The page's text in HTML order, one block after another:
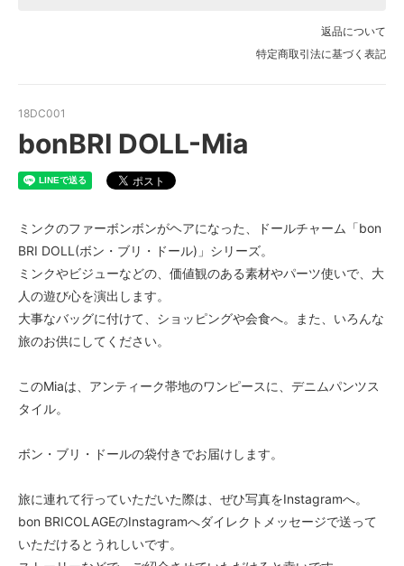
返品について
特定商取引法に基づく表記
18DC001
bonBRI DOLL-Mia
ミンクのファーボンボンがヘアになった、ドールチャーム「bon
BRI DOLL(ボン・ブリ・ドール)」シリーズ。
ミンクやビジューなどの、価値観のある素材やパーツ使いで、大
人の遊び心を演出します。
大事なバッグに付けて、ショッピングや会食へ。また、いろんな
旅のお供にしてください。
このMiaは、アンティーク帯地のワンピースに、デニムパンツス
タイル。
ボン・ブリ・ドールの袋付きでお届けします。
旅に連れて行っていただいた際は、ぜひ写真をInstagramへ。
bon BRICOLAGEのInstagramへダイレクトメッセージで送って
いただけるとうれしいです。